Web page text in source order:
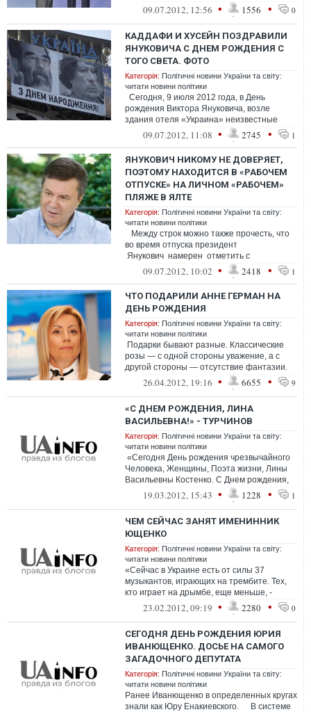
дорогих иномарках и ...
09.07.2012, 12:56 • 1556 • 0
КАДДАФИ И ХУСЕЙН ПОЗДРАВИЛИ
ЯНУКОВИЧА С ДНЕМ РОЖДЕНИЯ С
ТОГО СВЕТА. ФОТО
Категорія: Політичні новини України та світу:
читати новини політики
Сегодня, 9 июля 2012 года, в День
рождения Виктора Януковича, возле
здания отеля «Украина» неизвестные
вывесили банер, на котором изображе...
09.07.2012, 11:08 • 2745 • 1
ЯНУКОВИЧ НИКОМУ НЕ ДОВЕРЯЕТ,
ПОЭТОМУ НАХОДИТСЯ В «РАБОЧЕМ
ОТПУСКЕ» НА ЛИЧНОМ «РАБОЧЕМ»
ПЛЯЖЕ В ЯЛТЕ
Категорія: Політичні новини України та світу:
читати новини політики
Между строк можно также прочесть, что
во время отпуска президент
Янукович намерен отметить с
пышностями подал...
09.07.2012, 10:02 • 2418 • 1
ЧТО ПОДАРИЛИ АННЕ ГЕРМАН НА
ДЕНЬ РОЖДЕНИЯ
Категорія: Політичні новини України та світу:
читати новини політики
Подарки бывают разные. Классические
розы — с одной стороны уважение, а с
другой стороны — отсутствие фантазии.
Янукович выбирает вто...
26.04.2012, 19:16 • 6655 • 9
«С ДНЕМ РОЖДЕНИЯ, ЛИНА
ВАСИЛЬЕВНА!» - ТУРЧИНОВ
Категорія: Політичні новини України та світу:
читати новини політики
«Сегодня День рождения чрезвычайного
Человека, Женщины, Поэта жизни, Лины
Васильевны Костенко. С Днем рождения,
Лина Васильевна! Можно гов...
19.03.2012, 15:43 • 1228 • 1
ЧЕМ СЕЙЧАС ЗАНЯТ ИМЕНИННИК
ЮЩЕНКО
Категорія: Політичні новини України та світу:
читати новини політики
«Сейчас в Украине есть от силы 37
музыкантов, играющих на трембите. Тех,
кто играет на дрымбе, еще меньше, -
говорит он. - После отставки у меня...
23.02.2012, 09:19 • 2280 • 0
СЕГОДНЯ ДЕНЬ РОЖДЕНИЯ ЮРИЯ
ИВАНЮЩЕНКО. ДОСЬЕ НА САМОГО
ЗАГАДОЧНОГО ДЕПУТАТА
Категорія: Політичні новини України та світу:
читати новини політики
Ранее Иванющенко в определенных кругах
знали как Юру Енакиевского. В системе